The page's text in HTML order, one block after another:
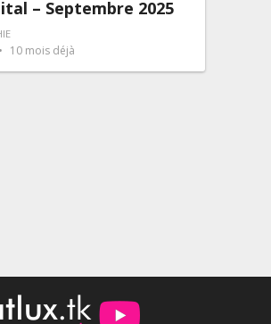
– Septembre 2025
10 mois déjà